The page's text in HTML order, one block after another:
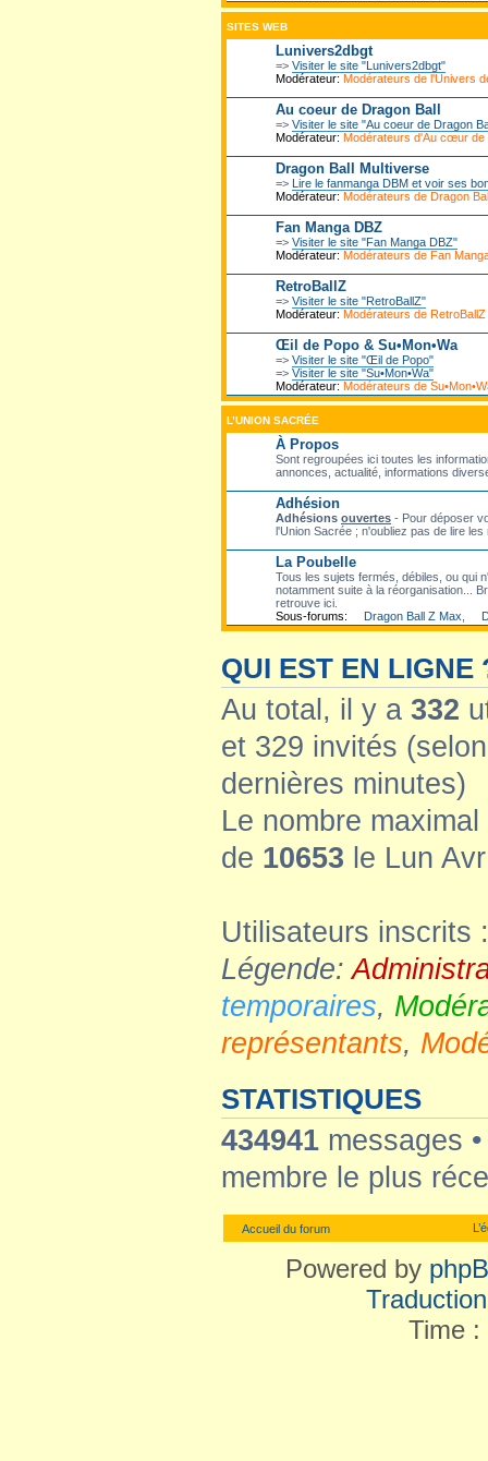
SITES WEB
Lunivers2dbgt
=> Visiter le site "Lunivers2dbgt"
Modérateur: Modérateurs de l'Univers
Au coeur de Dragon Ball
=> Visiter le site "Au coeur de Dragon
Modérateur: Modérateurs d'Au cœur de
Dragon Ball Multiverse
=> Lire le fanmanga DBM et voir ses
Modérateur: Modérateurs de Dragon
Fan Manga DBZ
=> Visiter le site "Fan Manga DBZ"
Modérateur: Modérateurs de Fan
RetroBallZ
=> Visiter le site "RetroBallZ"
Modérateur: Modérateurs de RetroBallZ
Œil de Popo & Su•Mon•Wa
=> Visiter le site "Œil de Popo"
=> Visiter le site "Su•Mon•Wa"
Modérateur: Modérateurs de
L’UNION SACRÉE
À Propos
Sont regroupées ici toutes les
annonces, actualité, informations
Adhésion
Adhésions ouvertes - Pour déposer
l'Union Sacrée ; n'oubliez pas de lire
La Poubelle
Tous les sujets fermés, débiles, ou qui
notamment suite à la réorganisation...
retrouve ici.
Sous-forums:
Dragon Ball Z Max
QUI EST EN LIGNE
Au total, il y a 332
et 329 invités
dernières minutes)
Le nombre
de 10653 le Lun
Utilisateurs inscrits
Légende:
temporaires,
représentants,
STATISTIQUES
434941 messages
membre le plus
Accueil du forum
Powered by
Time :